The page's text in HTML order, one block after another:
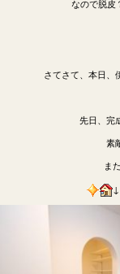
なので脱皮
さてさて、本日、
先日、完
素
ま